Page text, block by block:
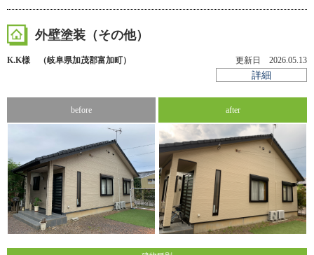
外壁塗装（その他）
K.K様 （岐阜県加茂郡富加町） 更新日 2026.05.13
詳細
before after